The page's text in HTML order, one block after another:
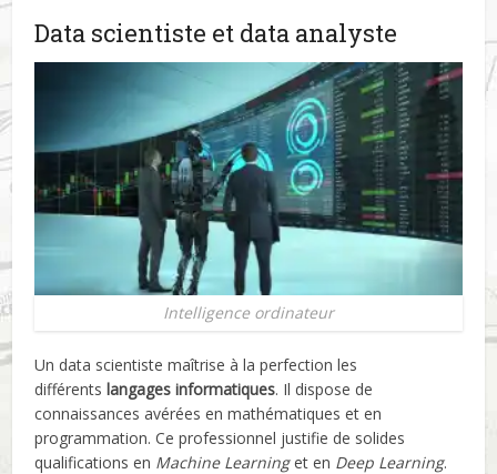
Data scientiste et data analyste
Intelligence ordinateur
Un data scientiste maîtrise à la perfection les
différentslangages informatiques. Il dispose de
connaissances avérées en mathématiques et en
programmation. Ce professionnel justifie de solides
qualifications en Machine Learninget en Deep Learning.